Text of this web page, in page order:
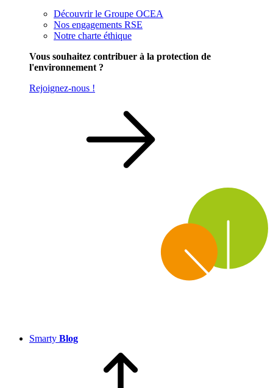
Découvrir le Groupe OCEA
Nos engagements RSE
Notre charte éthique
Vous souhaitez contribuer à la protection de
l'environnement ?
Rejoignez-nous !
Smarty Blog